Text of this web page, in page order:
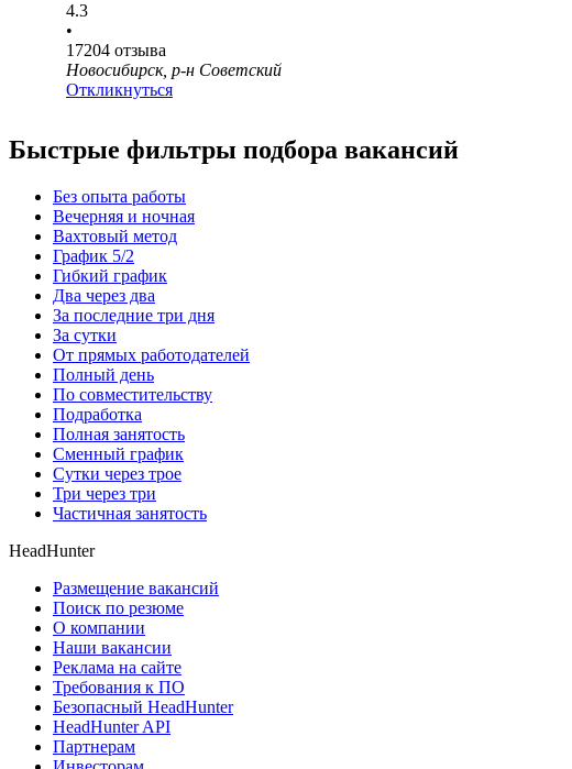
4.3
•
17204 отзыва
Новосибирск, р-н Советский
Откликнуться
Быстрые фильтры подбора вакансий
Без опыта работы
Вечерняя и ночная
Вахтовый метод
График 5/2
Гибкий график
Два через два
За последние три дня
За сутки
От прямых работодателей
Полный день
По совместительству
Подработка
Полная занятость
Сменный график
Сутки через трое
Три через три
Частичная занятость
HeadHunter
Размещение вакансий
Поиск по резюме
О компании
Наши вакансии
Реклама на сайте
Требования к ПО
Безопасный HeadHunter
HeadHunter API
Партнерам